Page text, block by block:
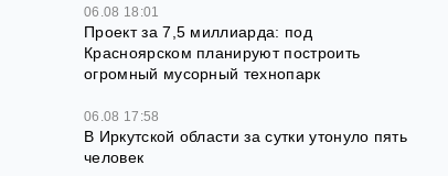
06.08 18:01
Проект за 7,5 миллиарда: под
Красноярском планируют построить
огромный мусорный технопарк
06.08 17:58
В Иркутской области за сутки утонуло пять
человек